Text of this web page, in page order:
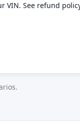
VIN. See refund